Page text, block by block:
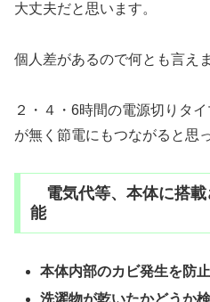
大丈夫だと思います。
個人差があるので何とも言え
２・４・6時間の電源切りタ
が無く節電にもつながると思
電気代等、本体に搭載
能
本体内部のカビ発生を防